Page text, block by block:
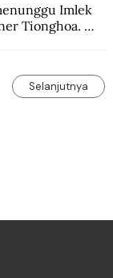
Imlek
Tionghoa.
Selanjutnya